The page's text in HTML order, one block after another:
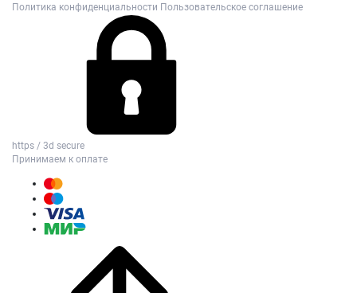
Политика конфиденциальности Пользовательское соглашение
https / 3d secure
Принимаем к оплате